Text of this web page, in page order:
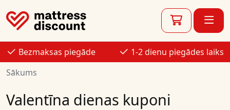
Bezmaksas piegāde
1-2 dienu piegādes laiks
Sākums
Valentīna dienas kuponi